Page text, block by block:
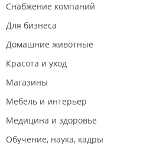
Снабжение компаний
Для бизнеса
Домашние животные
Красота и уход
Магазины
Мебель и интерьер
Медицина и здоровье
Обучение, наука, кадры